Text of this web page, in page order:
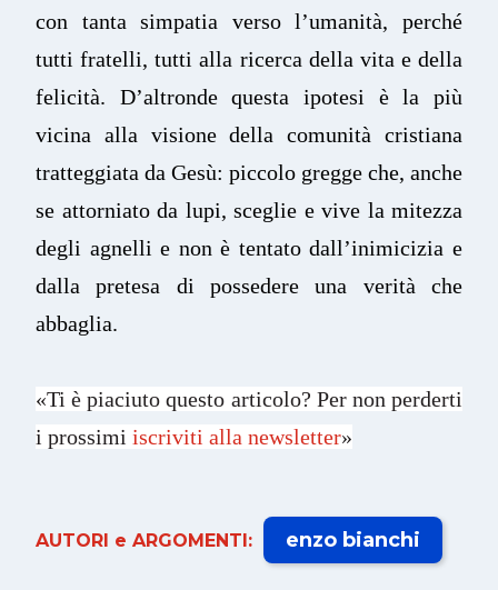
con tanta simpatia verso l’umanità, perché
tutti fratelli, tutti alla ricerca della vita e della
felicità. D’altronde questa ipotesi è la più
vicina alla visione della comunità cristiana
tratteggiata da Gesù: piccolo gregge che, anche
se attorniato da lupi, sceglie e vive la mitezza
degli agnelli e non è tentato dall’inimicizia e
dalla pretesa di possedere una verità che
abbaglia.
«Ti è piaciuto questo articolo? Per non perderti
i prossimi iscriviti alla newsletter»
AUTORI e ARGOMENTI: enzo bianchi